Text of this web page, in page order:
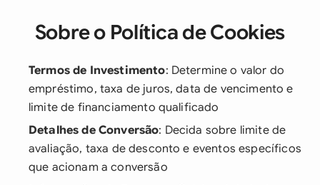
Sobre o Política de Cookies
Termos de Investimento: Determine o valor do
empréstimo, taxa de juros, data de vencimento e
limite de financiamento qualificado
Detalhes de Conversão: Decida sobre limite de
avaliação, taxa de desconto e eventos específicos
que acionam a conversão